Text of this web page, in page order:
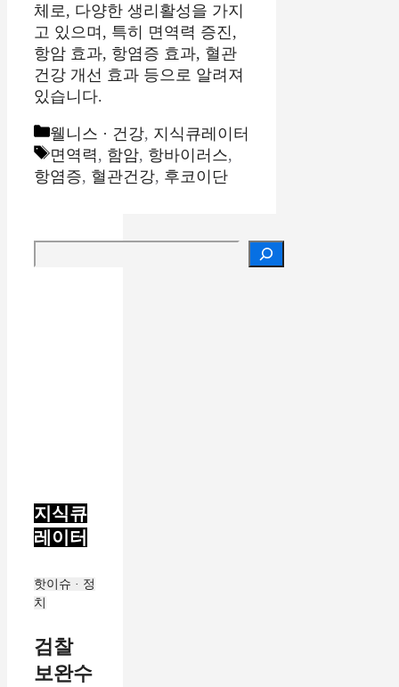
체로, 다양한 생리활성을 가지
고 있으며, 특히 면역력 증진,
항암 효과, 항염증 효과, 혈관
건강 개선 효과 등으로 알려져
있습니다.
카
테
고
웰니스 · 건강, 지식큐레이터
태
그
면역력, 함암, 항바이러스,
항염증, 혈관건강, 후코이단
지식큐
레이터
핫이슈 · 정
치
검찰
보완수